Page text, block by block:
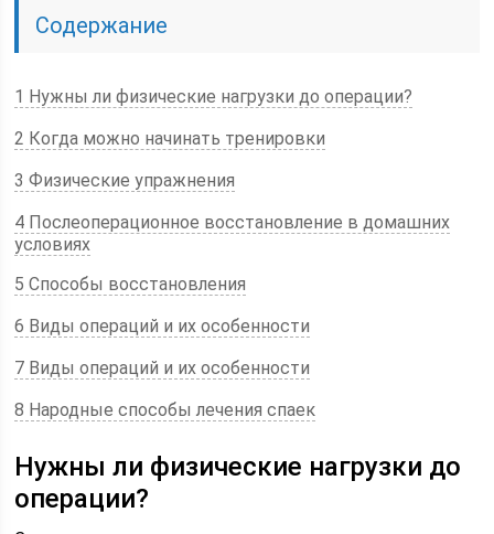
Содержание
1 Нужны ли физические нагрузки до операции?
2 Когда можно начинать тренировки
3 Физические упражнения
4 Послеоперационное восстановление в домашних
условиях
5 Способы восстановления
6 Виды операций и их особенности
7 Виды операций и их особенности
8 Народные способы лечения спаек
Нужны ли физические нагрузки до
операции?